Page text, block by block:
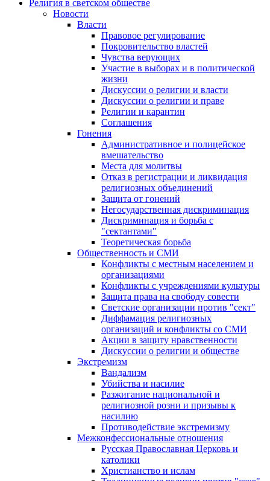
Религия в светском обществе
Новости
Власти
Правовое регулирование
Покровительство властей
Чувства верующих
Участие в выборах и в политической
жизни
Дискуссии о религии и власти
Дискуссии о религии и праве
Религии и карантин
Соглашения
Гонения
Административное и полицейское
вмешательство
Места для молитвы
Отказ в регистрации и ликвидация
религиозных объединений
Защита от гонений
Негосударственная дискриминация
Дискриминация и борьба с
"сектантами"
Теоретическая борьба
Общественность и СМИ
Конфликты с местным населением и
организациями
Конфликты с учреждениями культуры
Защита права на свободу совести
Светские организации против "сект"
Диффамация религиозных
организаций и конфликты со СМИ
Акции в защиту нравственности
Дискуссии о религии и обществе
Экстремизм
Вандализм
Убийства и насилие
Разжигание национальной и
религиозной розни и призывы к
насилию
Противодействие экстремизму
Межконфессиональные отношения
Русская Православная Церковь и
католики
Христианство и ислам